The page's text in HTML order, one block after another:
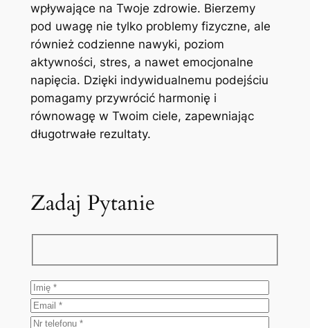
wpływające na Twoje zdrowie. Bierzemy
pod uwagę nie tylko problemy fizyczne, ale
również codzienne nawyki, poziom
aktywności, stres, a nawet emocjonalne
napięcia. Dzięki indywidualnemu podejściu
pomagamy przywrócić harmonię i
równowagę w Twoim ciele, zapewniając
długotrwałe rezultaty.
Zadaj Pytanie